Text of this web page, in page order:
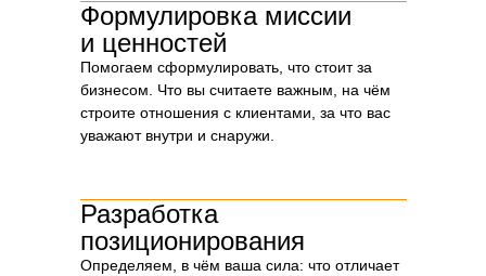
Формулировка миссии
и ценностей
Помогаем сформулировать, что стоит за
бизнесом. Что вы считаете важным, на чём
строите отношения с клиентами, за что вас
уважают внутри и снаружи.
Разработка
позиционирования
Определяем, в чём ваша сила: что отличает
ляжет всё остальное: визуал, сайт,
коммерческое, речи на переговорах. Она
отвечает на главные вопросы:
Зачем вообще существует ваша компания?
В чём ваше отличие от конкурентов?
Почему клиент должен выбрать вас?
Какой у вас характер, стиль общения,
чёткие ориентиры. Это экономит время, деньги
и помогает создавать нечто цельное.